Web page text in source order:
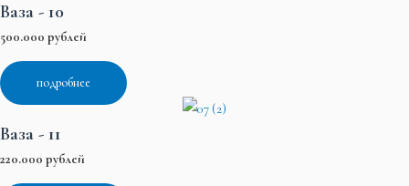
Ваза - 10
500.000 рублей
подробнее
Ваза - 11
220.000 рублей